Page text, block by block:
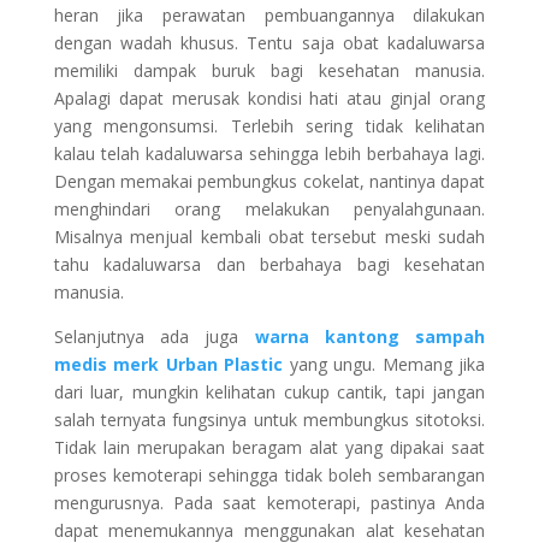
heran jika perawatan pembuangannya dilakukan
dengan wadah khusus. Tentu saja obat kadaluwarsa
memiliki dampak buruk bagi kesehatan manusia.
Apalagi dapat merusak kondisi hati atau ginjal orang
yang mengonsumsi. Terlebih sering tidak kelihatan
kalau telah kadaluwarsa sehingga lebih berbahaya lagi.
Dengan memakai pembungkus cokelat, nantinya dapat
menghindari orang melakukan penyalahgunaan.
Misalnya menjual kembali obat tersebut meski sudah
tahu kadaluwarsa dan berbahaya bagi kesehatan
manusia.
Selanjutnya ada juga warna kantong sampah
medis merk Urban Plastic yang ungu. Memang jika
dari luar, mungkin kelihatan cukup cantik, tapi jangan
salah ternyata fungsinya untuk membungkus sitotoksi.
Tidak lain merupakan beragam alat yang dipakai saat
proses kemoterapi sehingga tidak boleh sembarangan
mengurusnya. Pada saat kemoterapi, pastinya Anda
dapat menemukannya menggunakan alat kesehatan